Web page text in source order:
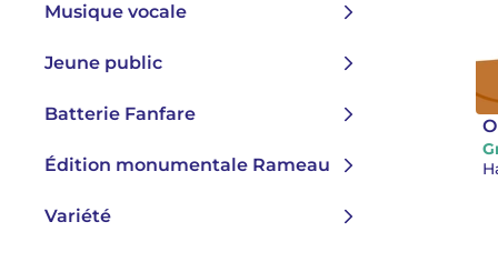
Musique vocale
Jeune public
Batterie Fanfare
Édition monumentale Rameau
Variété